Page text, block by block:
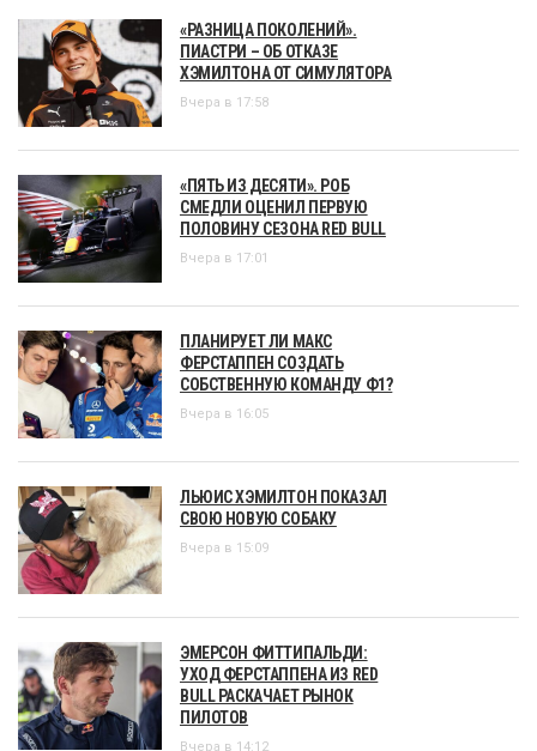
«РАЗНИЦА ПОКОЛЕНИЙ».
ПИАСТРИ – ОБ ОТКАЗЕ
ХЭМИЛТОНА ОТ СИМУЛЯТОРА
Вчера в 17:58
«ПЯТЬ ИЗ ДЕСЯТИ». РОБ
СМЕДЛИ ОЦЕНИЛ ПЕРВУЮ
ПОЛОВИНУ СЕЗОНА RED BULL
Вчера в 17:01
ПЛАНИРУЕТ ЛИ МАКС
ФЕРСТАППЕН СОЗДАТЬ
СОБСТВЕННУЮ КОМАНДУ Ф1?
Вчера в 16:05
ЛЬЮИС ХЭМИЛТОН ПОКАЗАЛ
СВОЮ НОВУЮ СОБАКУ
Вчера в 15:09
ЭМЕРСОН ФИТТИПАЛЬДИ:
УХОД ФЕРСТАППЕНА ИЗ RED
BULL РАСКАЧАЕТ РЫНОК
ПИЛОТОВ
Вчера в 14:12